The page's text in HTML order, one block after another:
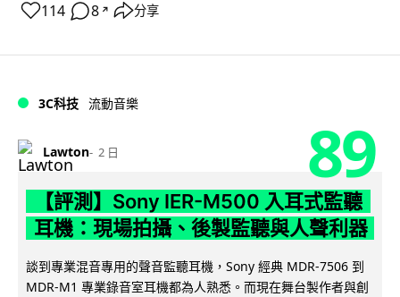
114 8 ↗ 分享
3C科技 流動音樂
Lawton 2 日 89
【評測】Sony IER-M500 入耳式監聽
耳機：現場拍攝、後製監聽與人聲利器
談到專業混音專用的聲音監聽耳機，Sony 經典 MDR-7506 到
MDR-M1 專業錄音室耳機都為人熟悉。而現在舞台製作者與創